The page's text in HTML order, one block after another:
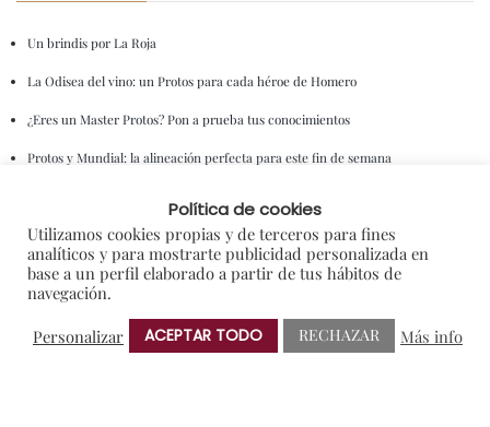
Un brindis por La Roja
La Odisea del vino: un Protos para cada héroe de Homero
¿Eres un Master Protos? Pon a prueba tus conocimientos
Protos y Mundial: la alineación perfecta para este fin de semana
ENTRADAS ANTERIORES
Política de cookies
Utilizamos cookies propias y de terceros para fines
analíticos y para mostrarte publicidad personalizada en
base a un perfil elaborado a partir de tus hábitos de
navegación.
Personalizar
ACEPTAR TODO RECHAZAR Más info